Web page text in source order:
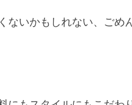
いかもしれない、ごめ